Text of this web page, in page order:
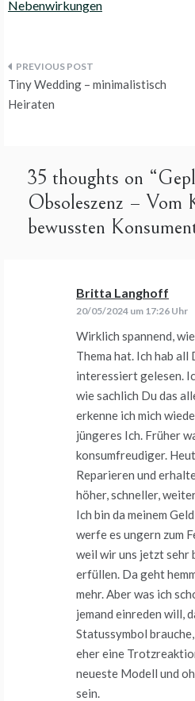
Nebenwirkungen
Beitragsnavigation
Tiny Wedding – minimalistisch
Heiraten
35 thoughts on “
Obsoleszenz – Vom
bewussten
Britta Langhoff
20/05/2024 um 17:26 Uhr
Wirklich spannend,
Thema hat. Ich hab
interessiert gelesen.
wie sachlich Du das
erkenne ich mich
jüngeres Ich. Früher
konsumfreudiger.
Reparieren und
höher, schneller,
Ich bin da meinem
werfe es ungern zum
weil wir uns jetzt sehr
erfüllen. Da geht
mehr. Aber was ich
jemand einreden will,
Statussymbol
eher eine
neueste Modell und
sein.